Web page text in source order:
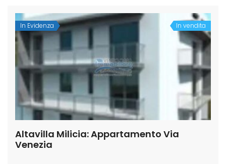
In Evidenza In vendita
Altavilla Milicia: Appartamento Via
Venezia